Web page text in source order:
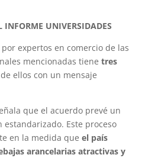
INFORME UNIVERSIDADES
expertos en comercio de las
mencionadas tiene tres
ellos con un mensaje
que el acuerdo prevé un
estandarizado. Este proceso
en la medida que el país
arancelarias atractivas y